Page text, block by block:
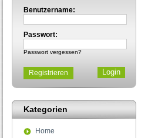
Benutzername:
Passwort:
Passwort vergessen?
Registrieren
Kategorien
Home